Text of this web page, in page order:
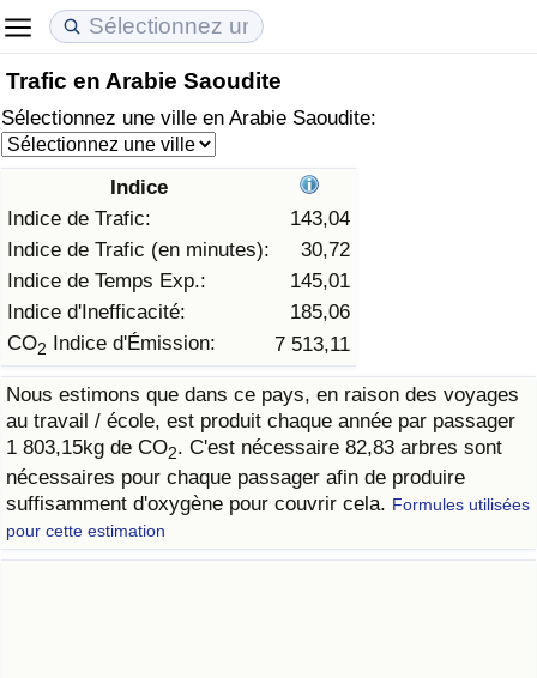
Trafic en Arabie Saoudite
Sélectionnez une ville en Arabie Saoudite:
Indice
Indice de Trafic:
143,04
Indice de Trafic (en minutes):
30,72
Indice de Temps Exp.:
145,01
Indice d'Inefficacité:
185,06
CO2 Indice d'Émission: 7 513,11
Nous estimons que dans ce pays, en raison des voyages
au travail / école, est produit chaque année par passager
1 803,15kg de CO2. C'est nécessaire 82,83 arbres sont
nécessaires pour chaque passager afin de produire
suffisamment d'oxygène pour couvrir cela. Formules utilisées
pour cette estimation
Coût de la vie
Indice du Coût de la Vie (Actuel)
Indice du Coût de la Vie
Indice du coût de la vie par pays
à Akaba
Prix de l'immobilier
Indice des Prix de l'immobilier (Actuel)
Indice des Prix de l'immobilier
Indice des Prix de l'immobilier par Pays
Qualité de Vie
Indice de Qualité de Vie
Indice de Qualité de Vie (Actuel)
Indice de qualité de vie par pays
Criminalité
Indice de Criminalité (Actuel)
Indice de Criminalité
Indice de criminalité par pays